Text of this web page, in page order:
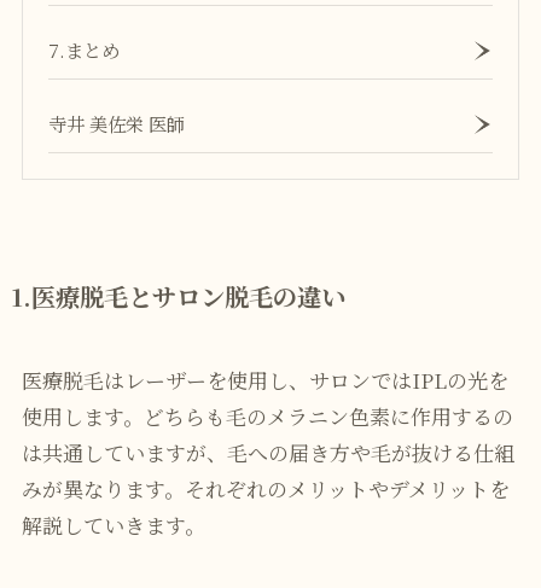
7.まとめ
寺井 美佐栄 医師
1.医療脱毛とサロン脱毛の違い
医療脱毛はレーザーを使用し、サロンではIPLの光を
使用します。どちらも毛のメラニン色素に作用するの
は共通していますが、毛への届き方や毛が抜ける仕組
みが異なります。それぞれのメリットやデメリットを
解説していきます。